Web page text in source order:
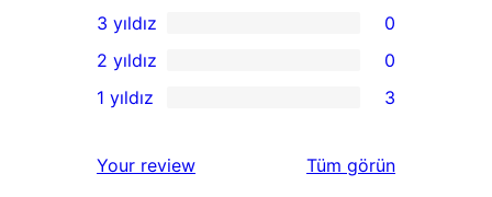
yıldızlı
inceleme
4
yıldızlı
inceleme
0
3
yıldızlı
3 yıldız 0
2
inceleme
2 yıldız 0
yıldızlı
1 yıldız 3
Your review Tüm değerlendirmeleri
görün